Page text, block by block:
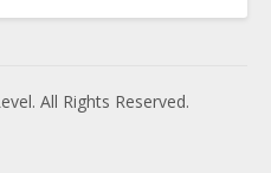
All Rights Reserved.